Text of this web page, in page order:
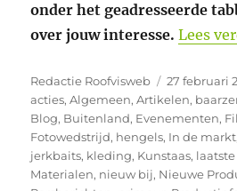
onder het geadresseerde
over jouw interesse. Lees
Auteur
Redactie Roofvisweb
Geplaatst
op
27 februari
acties,Algemeen,Artikelen,
Blog, Buitenland, Evenementen,
Fotowedstrijd, hengels, In de markt,
jerkbaits, kleding, Kunstaas,
Materialen, nieuw bij, Nieuwe